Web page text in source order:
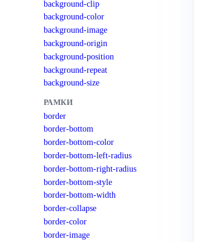
background-clip
background-color
background-image
background-origin
background-position
background-repeat
background-size
РАМКИ
border
border-bottom
border-bottom-color
border-bottom-left-radius
border-bottom-right-radius
border-bottom-style
border-bottom-width
border-collapse
border-color
border-image